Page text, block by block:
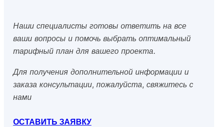
Наши специалисты готовы ответить на все
ваши вопросы и помочь выбрать оптимальный
тарифный план для вашего проекта.
Для получения дополнительной информации и
заказа консультации, пожалуйста, свяжитесь с
нами
ОСТАВИТЬ ЗАЯВКУ